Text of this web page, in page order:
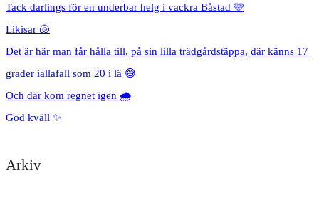
Tack darlings för en underbar helg i vackra Båstad 🩵
Likisar 🐚
Det är här man får hålla till, på sin lilla trädgårdstäppa, där känns 17
grader iallafall som 20 i lä 😅
Och där kom regnet igen 🌧️
God kväll ✨
Arkiv